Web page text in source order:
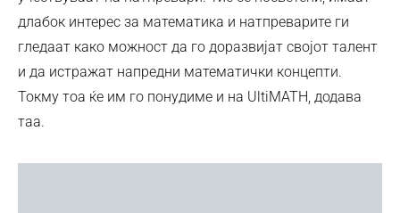
длабок интерес за математика и натпреварите ги
гледаат како можност да го доразвијат својот талент
и да истражат напредни математички концепти.
Токму тоа ќе им го понудиме и на UltiMATH, додава
таа.